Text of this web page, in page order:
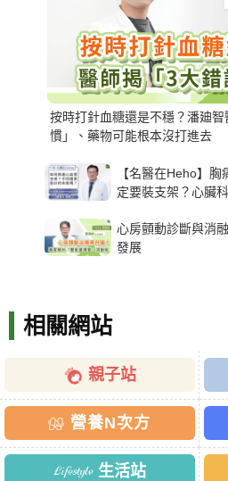
按時打針血糖還是不穩？潘廸
慣」、藥物可能根本沒打進去
【名醫在Heho】
定要裝支架？心臟
心房顫動診斷與消
發展
相關網站
親子站
營養N次方
生活站